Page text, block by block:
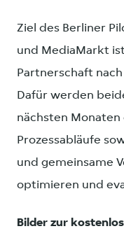
Ziel des Berliner
und MediaMarkt
Partnerschaft
Dafür werden
nächsten
Prozessabläufe
und gemeinsame
optimieren und
Bilder zur